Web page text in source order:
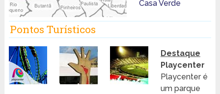
Casa Verde
Pontos Turísticos
Destaque
Playcenter
Playcenter é
um parque